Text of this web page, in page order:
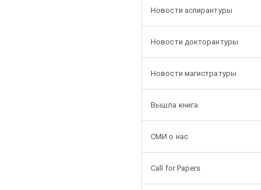
Новости аспирантуры
Новости докторантуры
Новости магистратуры
Вышла книга
СМИ о нас
Call for Papers